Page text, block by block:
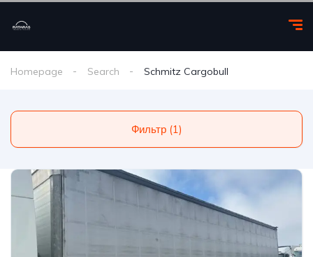
Homepage Search Schmitz Cargobull
Фильтр (1)